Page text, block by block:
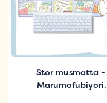
Stor musmatta -
Marumofubiyori